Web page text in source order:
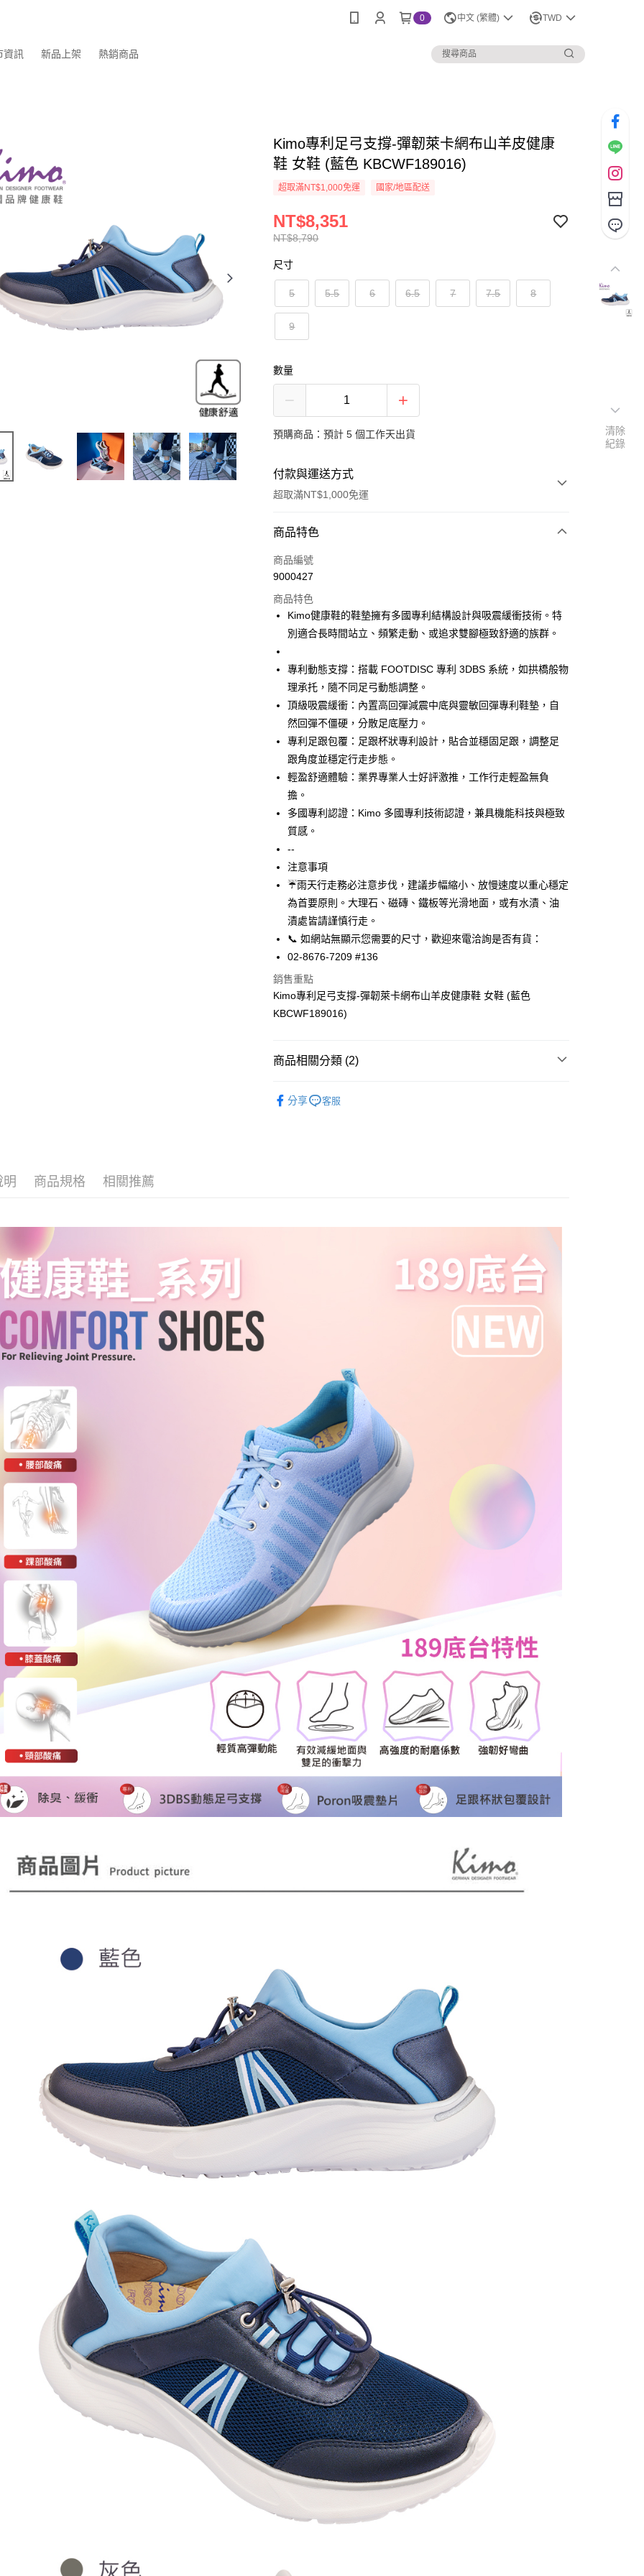
0 中文 (繁體) TWD
資訊 新品上架 熱銷商品
Kimo專利足弓支撐-彈韌萊卡網布山羊皮健康
鞋 女鞋 (藍色 KBCWF189016)
超取滿NT$1,000免運 國家/地區配送
NT$8,790
NT$8,351
尺寸
5 5.5 6 6.5 7 7.5 8
9
數量
預購商品：預計 5 個工作天出貨
付款與運送方式
超取滿NT$1,000免運
付款方式
信用卡一次付款
3 期 0 利率 每期 NT$2,783 21家銀行
合作金庫商業銀行
第一商業銀行
國泰世華商業銀行
兆豐國際商業銀行
臺灣中小企業銀行
匯豐（台灣）商業銀行
華泰商業銀行
聯邦商業銀行
元大商業銀行
永豐商業銀行
台新國際商業銀行
台灣樂天信用卡公司
超商取貨付款
Apple Pay
悠遊付
Google Pay
AFTEE先享後付
相關說明
【關於「AFTEE先享後付」】
AFTEE先享後付是「在收到商品之後才付款」的支付方式。 讓您購物簡單
便利好安心！
１．簡單：不需註冊會員、不需綁卡、不需儲值。
２．便利：只要手機號碼，簡訊認證，即可結帳。
３．安心：先確認商品／服務後，再付款。
【「AFTEE先享後付」結帳流程】
１．於結帳方式選擇「AFTEE先享後付」後，將跳轉至「AFTEE先享後
付」結帳頁面，進行簡訊認證並確認金額後，即可完成結帳。
２．訂單成立數日內，您將收到繳費通知簡訊。
／ATM／網路銀行／等多元方式進行付款，方視為交易完成。
※ 請注意：結帳手續完成當下不需立刻繳費，但若您需要取消訂單，請聯
先享後付繳納相關費用。
付客戶支援中心」https://netprotections.freshdesk.com/support/home
１．透過由恩沛科技股份有限公司提供之「AFTEE先享後付」服務完成之
交易，需依本服務之必要範圍內提供個人資料，並將交易相關給付款項請
結果請求用戶進行身份認證。
形，恩沛科技股份有限公司將有權停止該用戶之使用額度並採取法律行
ATM付款
貨到付款
運送方式
全家取貨付款
每筆NT$60，滿NT$1,000(含以上)免運費
7-11取貨付款
每筆NT$60，滿NT$1,000(含以上)免運費
每筆NT$60，滿NT$1,000(含以上)免運費
商品特色
商品編號
9000427
商品特色
Kimo健康鞋的鞋墊擁有多國專利結構設計與吸震緩衝技術。特
別適合長時間站立、頻繁走動、或追求雙腳極致舒適的族群。
專利動態支撐：搭載 FOOTDISC 專利 3DBS 系統，如拱橋般物
理承托，隨不同足弓動態調整。
頂級吸震緩衝：內置高回彈減震中底與靈敏回彈專利鞋墊，自
然回彈不僵硬，分散足底壓力。
專利足跟包覆：足跟杯狀專利設計，貼合並穩固足跟，調整足
跟角度並穩定行走步態。
輕盈舒適體驗：業界專業人士好評激推，工作行走輕盈無負
擔。
多國專利認證：Kimo 多國專利技術認證，兼具機能科技與極致
質感。
--
注意事項
☔雨天行走務必注意步伐，建議步幅縮小、放慢速度以重心穩定
為首要原則。大理石、磁磚、鐵板等光滑地面，或有水漬、油
漬處皆請謹慎行走。
📞 如網站無顯示您需要的尺寸，歡迎來電洽詢是否有貨：
02-8676-7209 #136
銷售重點
Kimo專利足弓支撐-彈韌萊卡網布山羊皮健康鞋 女鞋 (藍色
KBCWF189016)
商品相關分類 (2)
分享 客服
明 商品規格 相關推薦
清除
紀錄